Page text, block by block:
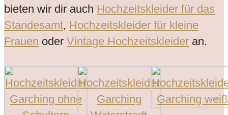
bieten wir dir auch Hochzeitskleider für das
Standesamt, Hochzeitskleider für kleine
Frauen oder Vintage Hochzeitskleider an.